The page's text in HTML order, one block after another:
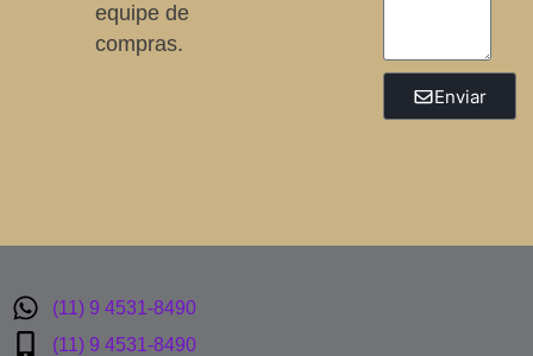
equipe de
compras.
Enviar
(11) 9 4531-8490
(11) 9 4531-8490